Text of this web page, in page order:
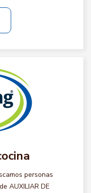
personas
AUXILIAR DE